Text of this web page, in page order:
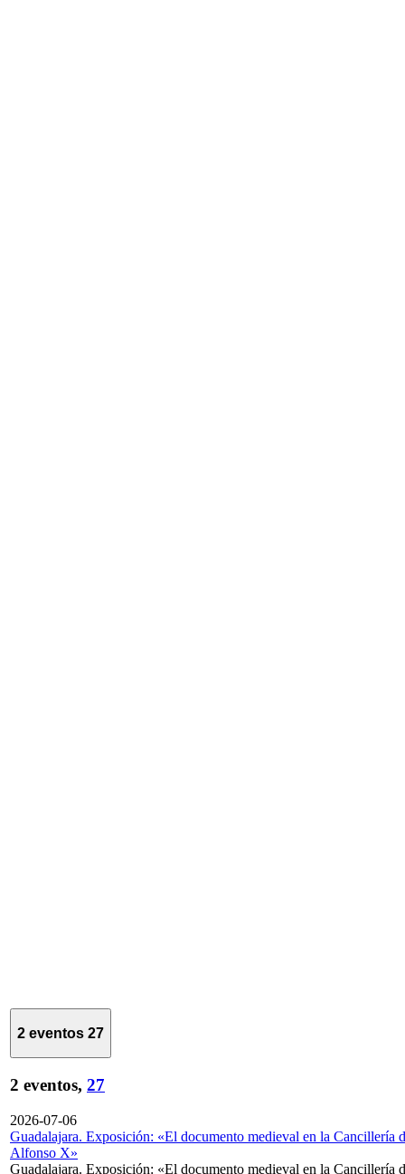
2 eventos 27
2 eventos, 27
2026-07-06
Guadalajara. Exposición: «El documento medieval en la Cancillería
Alfonso X»
Guadalajara. Exposición: «El documento medieval en la Cancillería